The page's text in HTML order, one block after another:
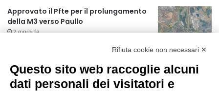
a
p
e
Approvato il Pfte per il prolungamento
della M3 verso Paullo
2 giorni fa
75 anni di INFN. La comunità, la storia, il
futuro della ricerca in fisica
fondamentale in Italia
2 giorni fa
Rifiuta cookie non necessari ✕
Questo sito web raccoglie alcuni
dati personali dei visitatori e